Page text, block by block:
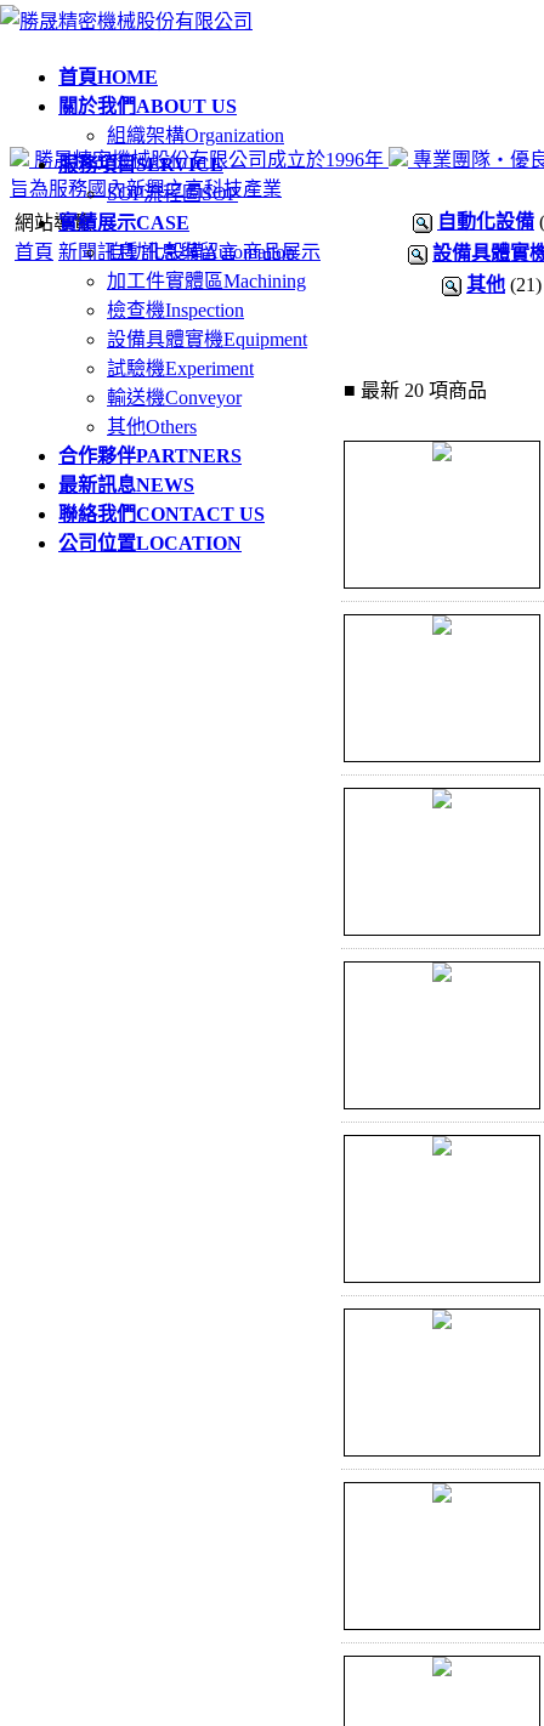
首頁HOME
關於我們ABOUT US
組織架構Organization
服務項目SERVICE
SOP流程圖SOP
實績展示CASE
自動化設備Automation
加工件實體區Machining
檢查機Inspection
設備具體實機Equipment
試驗機Experiment
輸送機Conveyor
其他Others
合作夥伴PARTNERS
最新訊息NEWS
聯絡我們CONTACT US
公司位置LOCATION
勝晟精密機械股份有限公司成立於1996年
專業團隊‧優
旨為服務國內新興之高科技產業
網站導覽
首頁 新聞訊息 訊息與留言 商品展示
自動化設備
設備具體實
其他 (21)
■ 最新 20 項商品